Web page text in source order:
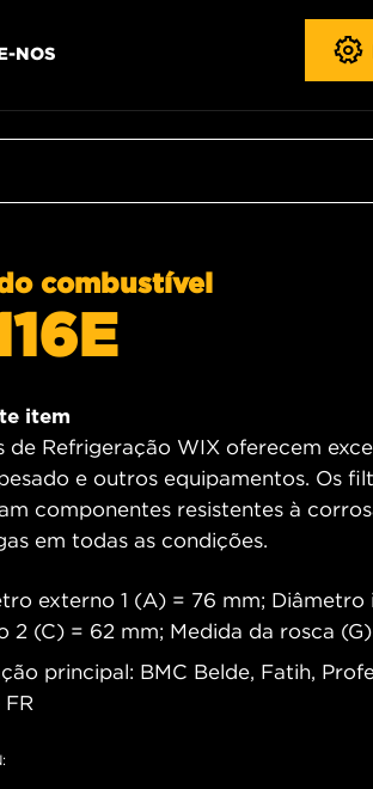
NOS
combustível
item
de Refrigeração WIX oferecem
e outros equipamentos. Os
componentes resistentes à
em todas as condições.
externo 1 (A) = 76 mm; Diâmetro
2 (C) = 62 mm; Medida da rosca
principal: BMC Belde, Fatih,
FR